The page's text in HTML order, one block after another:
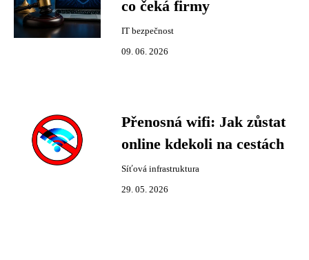
co čeká firmy
IT bezpečnost
09. 06. 2026
Přenosná wifi: Jak zůstat
online kdekoli na cestách
Síťová infrastruktura
29. 05. 2026